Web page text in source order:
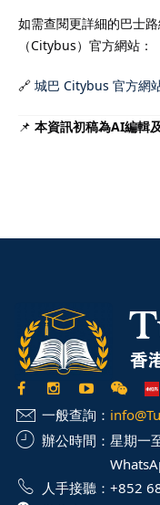
如需查閱更詳細的巴士
（Citybus）官方網站：
🔗 城巴 Citybus 官方網
📌 本資訊初稿為AI編輯
一般查詢：
辦公時間： 星期一
人手接聽： +852